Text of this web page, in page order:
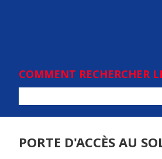
COMMENT RECHERCHER
PORTE D'ACCÈS AU